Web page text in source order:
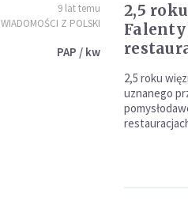
9 lat temu
WIADOMOŚCI Z POLSKI
PAP / kw
2,5
Falenty
2,5 roku
uznanego